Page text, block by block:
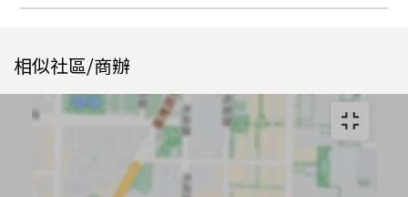
相似社區/商辦